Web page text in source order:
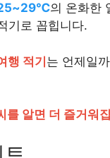
의 온화한
기로 꼽힙니다.
행 적기는 언제일
를 알면 더 즐거워